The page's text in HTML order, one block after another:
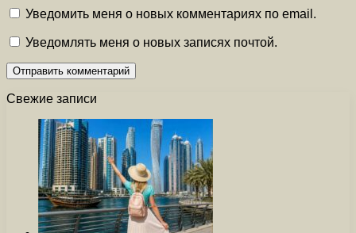
Уведомить меня о новых комментариях по email.
Уведомлять меня о новых записях почтой.
Свежие записи